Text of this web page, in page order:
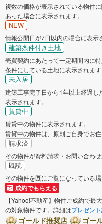
複数の価格が表示されている物件
あった場合に表示されます。
NEW
情報公開日が7日以内の場合に表示
建築条件付き土地
売買契約にあたって一定期間内に
条件にしている土地に表示されます
未入居
建築工事完了日から1年以上経過
表示されます。
賃貸中
賃貸中の物件に表示されます。
賃貸中の物件は、原則ご自身でお
請求済
その物件が資料請求・お問い合わ
既読
その物件を既にご覧になっている場
成約でもらえる
【Yahoo!不動産】物件ご成約で最
の対象物件です。詳細はプレゼン
ゴールド推奨店
ゴー